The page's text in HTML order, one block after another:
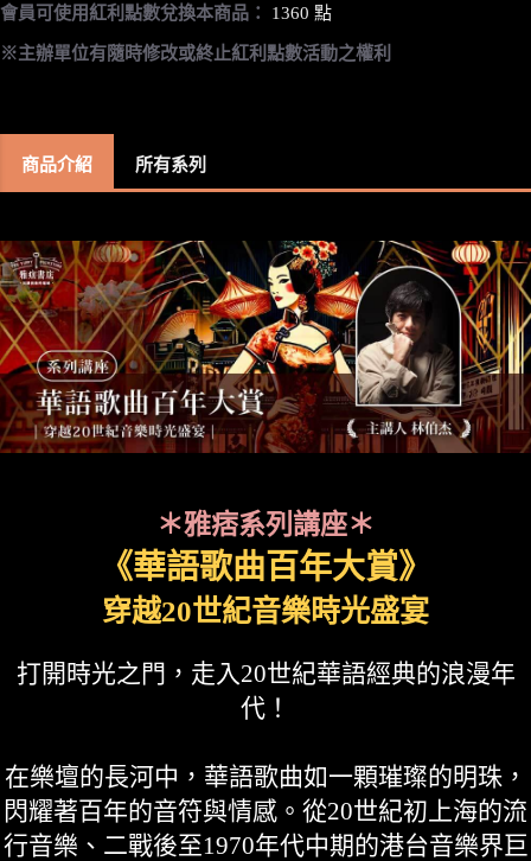
會員可使用紅利點數兌換本商品： 1360 點
※主辦單位有隨時修改或終止紅利點數活動之權利
商品介紹 所有系列
＊雅痞系列講座＊
《華語歌曲百年大賞》
穿越20世紀音樂時光盛宴
打開時光之門，走入20世紀華語經典的浪漫年
代！
在樂壇的長河中，華語歌曲如一顆璀璨的明珠，
閃耀著百年的音符與情感。從20世紀初上海的流
行音樂、二戰後至1970年代中期的港台音樂界巨